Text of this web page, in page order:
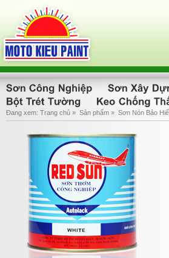
Đang xem: Trang chủ » Sản phẩm » Sơn Nón Bảo